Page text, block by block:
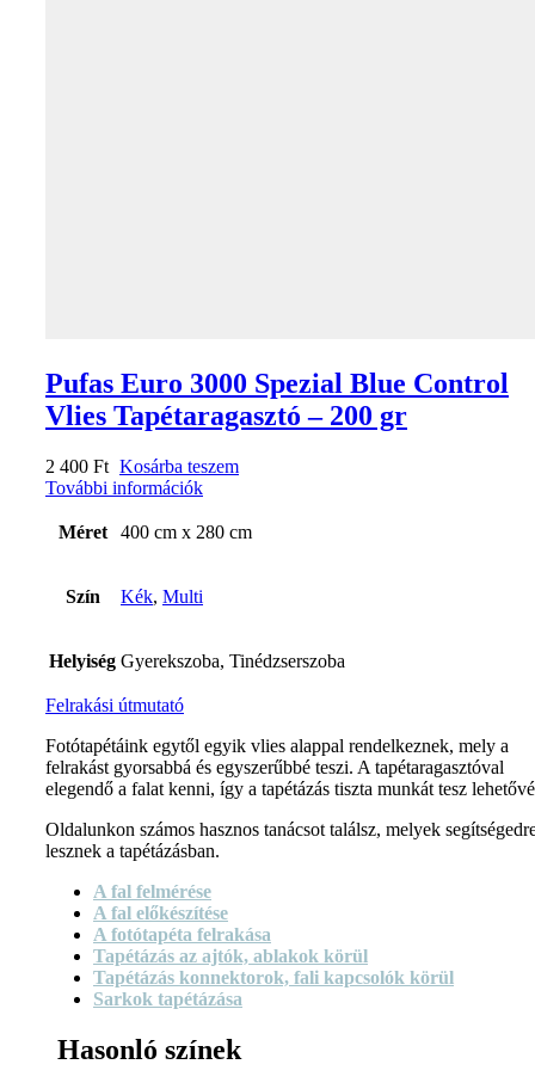
Pufas Euro 3000 Spezial Blue Control
Vlies Tapétaragasztó – 200 gr
2 400 Ft Kosárba teszem
További információk
Méret 400 cm x 280 cm
Szín Kék, Multi
Helyiség Gyerekszoba, Tinédzserszoba
Felrakási útmutató
Fotótapétáink egytől egyik vlies alappal rendelkeznek, mely a
felrakást gyorsabbá és egyszerűbbé teszi. A tapétaragasztóval
elegendő a falat kenni, így a tapétázás tiszta munkát tesz
Oldalunkon számos hasznos tanácsot találsz, melyek
lesznek a tapétázásban.
A fal felmérése
A fal előkészítése
A fotótapéta felrakása
Tapétázás az ajtók, ablakok körül
Tapétázás konnektorok, fali kapcsolók körül
Sarkok tapétázása
Hasonló színek